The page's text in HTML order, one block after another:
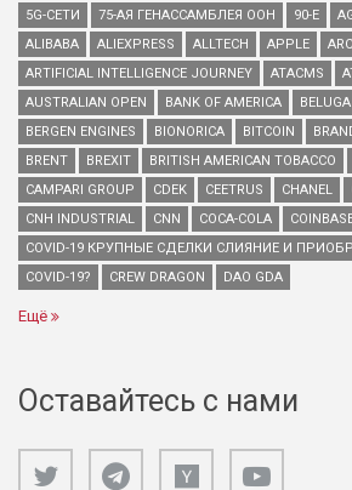
5G-СЕТИ
75-АЯ ГЕНАССАМБЛЕЯ ООН 90-Е
ALIBABA
ALIEXPRESS ALLTECH APPLE
ARTIFICIAL INTELLIGENCE JOURNEY
ATACMS
AUSTRALIAN OPEN
BANK OF AMERICA
BERGEN ENGINES
BIONORICA BITCOIN
BRENT
BREXIT BRITISH AMERICAN TOBACCO
CAMPARI GROUP
CDEK CEETRUS CHANEL
CNH INDUSTRIAL
CNN COCA-COLA
COVID-19 КРУПНЫЕ СДЕЛКИ СЛИЯНИЕ И
COVID-19?
CREW DRAGON DAO GDA
Ещё
Оставайтесь с нами